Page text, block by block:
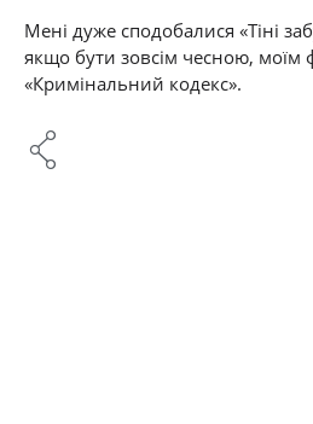
Мені дуже сподобалися «Тіні
якщо бути зовсім чесною, моїм
«Кримінальний кодекс».